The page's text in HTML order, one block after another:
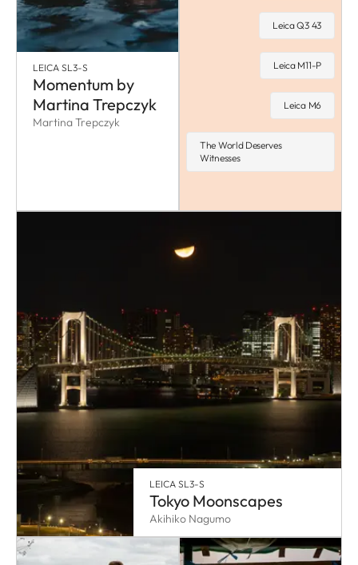
LEICA SL3-S
Momentum by
Martina Trepczyk
Martina Trepczyk
Leica Q3 43
Leica M11-P
Leica M6
The World Deserves
Witnesses
LEICA SL3-S
Tokyo Moonscapes
Akihiko Nagumo